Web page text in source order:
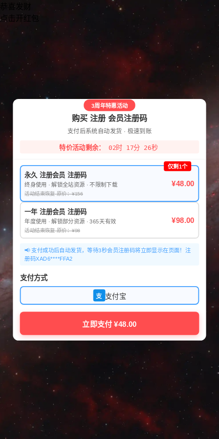
恭喜发财
点击开红包
3周年特惠活动
购买 注册 会员注册码
支付后系统自动发货 · 极速到账
特价活动剩余： 02时 17分 26秒
仅剩1个
永久 注册会员 注册码
终身使用 · 解锁全站资源 · 不限制下载
活动结束恢复 原价：¥156
¥48.00
一年 注册会员 注册码
年度使用 · 解锁部分资源 · 365天有效
活动结束恢复 原价：¥98
¥98.00
📢 支付成功后自动发货，等待3秒会员注册码将立即显示在页面！注
册码XAD6****FFA2
支付方式
支 支付宝
立即支付 ¥48.00